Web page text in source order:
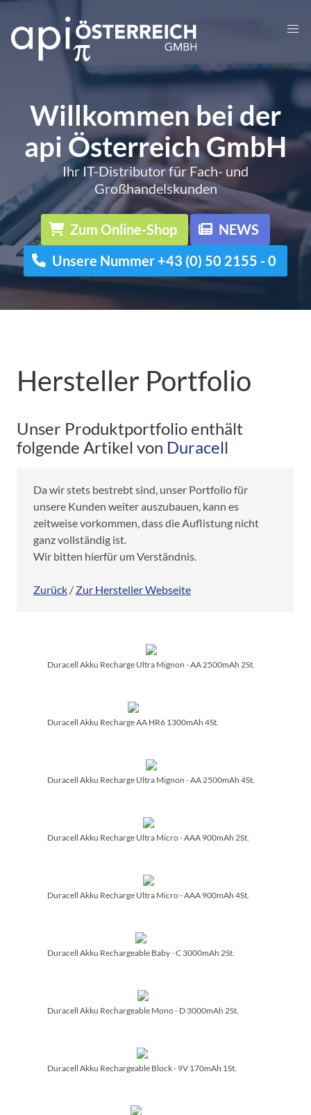
Willkommen bei der
api Österreich GmbH
Ihr IT-Distributor für Fach- und
Großhandelskunden
Zum Online-Shop
NEWS
Unsere Nummer +43 (0) 50 2155 - 0
Hersteller Portfolio
Unser Produktportfolio enthält
folgende Artikel von Duracell
Da wir stets bestrebt sind, unser Portfolio für
unsere Kunden weiter auszubauen, kann es
zeitweise vorkommen, dass die Auflistung nicht
ganz vollständig ist.
Wir bitten hierfür um Verständnis.
Zurück / Zur Hersteller Webseite
Duracell Akku Recharge Ultra Mignon - AA 2500mAh 2St.
Duracell Akku Recharge AA HR6 1300mAh 4St.
Duracell Akku Recharge Ultra Mignon - AA 2500mAh 4St.
Duracell Akku Recharge Ultra Micro - AAA 900mAh 2St.
Duracell Akku Recharge Ultra Micro - AAA 900mAh 4St.
Duracell Akku Rechargeable Baby - C 3000mAh 2St.
Duracell Akku Rechargeable Mono - D 3000mAh 2St.
Duracell Akku Rechargeable Block - 9V 170mAh 1St.